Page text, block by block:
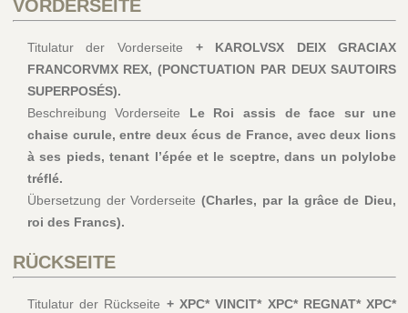
VORDERSEITE
Titulatur der Vorderseite + KAROLVSX DEIX GRACIAX
FRANCORVMX REX, (PONCTUATION PAR DEUX SAUTOIRS
SUPERPOSÉS).
Beschreibung Vorderseite Le Roi assis de face sur une
chaise curule, entre deux écus de France, avec deux lions
à ses pieds, tenant l’épée et le sceptre, dans un polylobe
tréflé.
Übersetzung der Vorderseite(Charles, par la grâce de Dieu,
roi des Francs).
RÜCKSEITE
Titulatur der Rückseite + XPC* VINCIT* XPC* REGNAT* XPC*